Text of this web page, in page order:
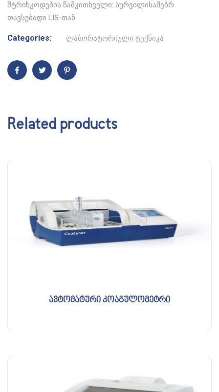
შტრიხკოდების წამკითხველი: სურვილისამებრ
თავსებადი LIS-თან
Categories: ლაბორატორიული ტექნიკა
Related products
ავტომატური კოაგულომეტრი